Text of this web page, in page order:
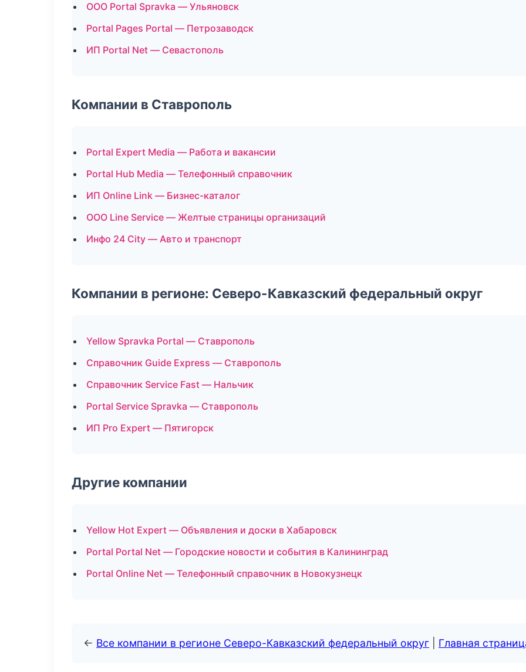
ООО Portal Spravka — Ульяновск
Portal Pages Portal — Петрозаводск
ИП Portal Net — Севастополь
Компании в Ставрополь
Portal Expert Media — Работа и вакансии
Portal Hub Media — Телефонный справочник
ИП Online Link — Бизнес-каталог
ООО Line Service — Желтые страницы организаций
Инфо 24 City — Авто и транспорт
Компании в регионе: Северо-Кавказский федеральный округ
Yellow Spravka Portal — Ставрополь
Справочник Guide Express — Ставрополь
Справочник Service Fast — Нальчик
Portal Service Spravka — Ставрополь
ИП Pro Expert — Пятигорск
Другие компании
Yellow Hot Expert — Объявления и доски в Хабаровск
Portal Portal Net — Городские новости и события в Калининград
Portal Online Net — Телефонный справочник в Новокузнецк
← Все компании в регионе Северо-Кавказский федеральный округ Главная